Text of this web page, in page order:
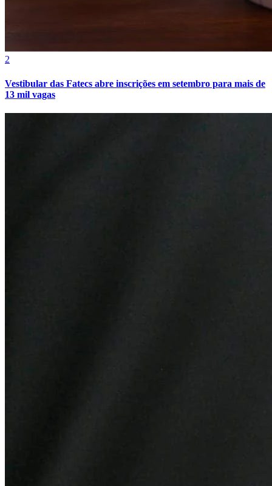
2
Vestibular das Fatecs abre inscrições em setembro para mais de
13 mil vagas